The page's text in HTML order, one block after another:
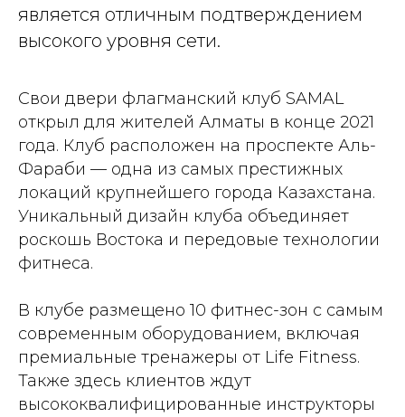
является отличным подтверждением
высокого уровня сети.
Свои двери флагманский клуб SAMAL
открыл для жителей Алматы в конце 2021
года. Клуб расположен на проспекте Аль-
Фараби — одна из самых престижных
локаций крупнейшего города Казахстана.
Уникальный дизайн клуба объединяет
роскошь Востока и передовые технологии
фитнеса.
В клубе размещено 10 фитнес-зон с самым
современным оборудованием, включая
премиальные тренажеры от Life Fitness.
Также здесь клиентов ждут
высококвалифицированные инструкторы